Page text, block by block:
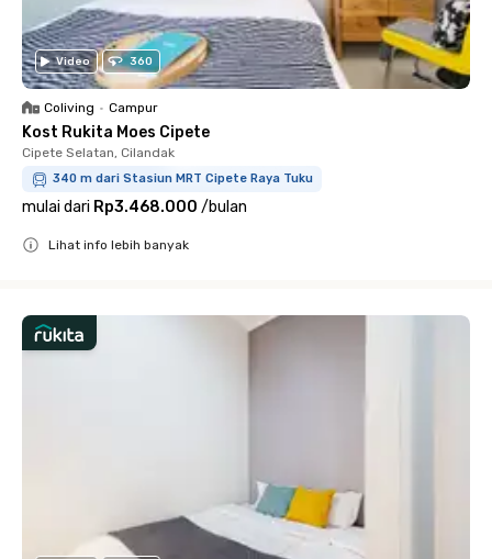
Video 360
Coliving • Campur
Kost Rukita Moes Cipete
Cipete Selatan, Cilandak
340 m dari Stasiun MRT Cipete Raya Tuku
mulai dari Rp3.468.000 /bulan
Lihat info lebih banyak